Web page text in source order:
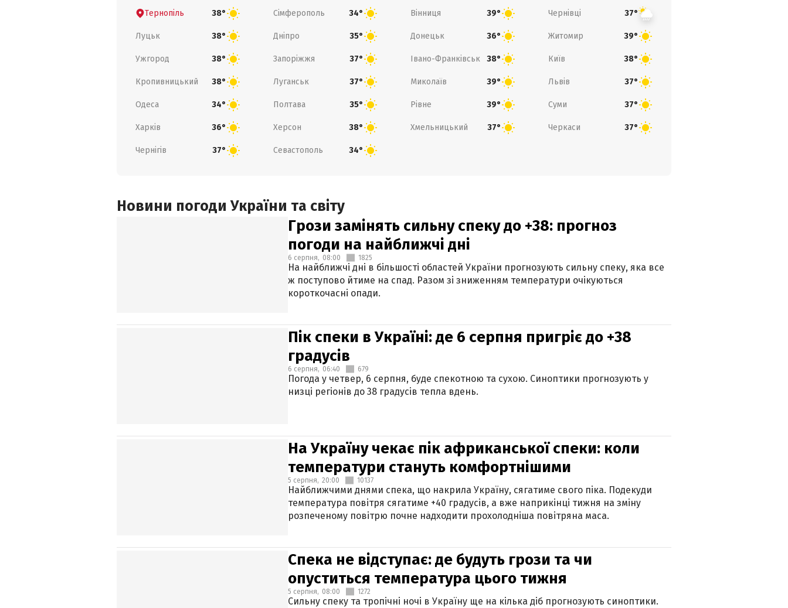
Тернопіль 38° Сімферополь 34° Вінниця 39° Чернівці 37°
Луцьк 38° Дніпро 35° Донецьк 36° Житомир 39°
Ужгород 38° Запоріжжя 37° Івано-Франківськ 38° Київ 38°
Кропивницький 38° Луганськ 37° Миколаїв 39° Львів 37°
Одеса 34° Полтава 35° Рівне 39° Суми 37°
Харків 36° Херсон 38° Хмельницький 37° Черкаси 37°
Чернігів 37° Севастополь 34°
Новини погоди України та світу
Грози замінять сильну спеку до +38: прогноз
погоди на найближчі дні
6 серпня, 08:00 1825
На найближчі дні в більшості областей України прогнозують сильну спеку, яка все
ж поступово йтиме на спад. Разом зі зниженням температури очікуються
короткочасні опади.
Пік спеки в Україні: де 6 серпня пригріє до +38
градусів
6 серпня, 06:40 679
Погода у четвер, 6 серпня, буде спекотною та сухою. Синоптики прогнозують у
низці регіонів до 38 градусів тепла вдень.
На Україну чекає пік африканської спеки: коли
температури стануть комфортнішими
5 серпня, 20:00 10137
Найближчими днями спека, що накрила Україну, сягатиме свого піка. Подекуди
температура повітря сягатиме +40 градусів, а вже наприкінці тижня на зміну
розпеченому повітрю почне надходити прохолодніша повітряна маса.
Спека не відступає: де будуть грози та чи
опуститься температура цього тижня
5 серпня, 08:00 1272
Сильну спеку та тропічні ночі в Україну ще на кілька діб прогнозують синоптики.